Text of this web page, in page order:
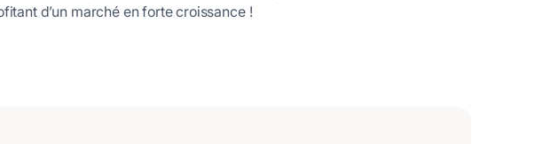
d’un marché en forte croissance !